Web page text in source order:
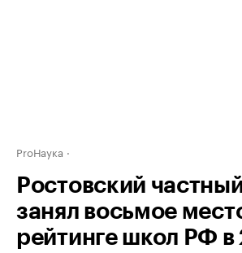
ProНаука
Ростовский
занял восьмое
рейтинге школ РФ в